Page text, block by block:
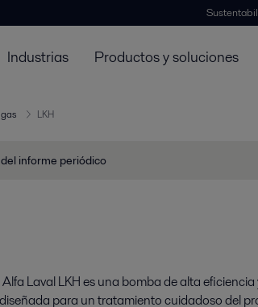
Industrias Productos y soluciones
LKH
informe periódico
Laval LKH es una bomba de alta eficiencia
para un tratamiento cuidadoso del